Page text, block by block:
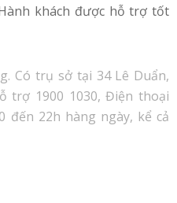
khách được hỗ trợ tốt
Có trụ sở tại 34 Lê Duẩn,
trợ 1900 1030, Điện thoại
đến 22h hàng ngày, kể cả